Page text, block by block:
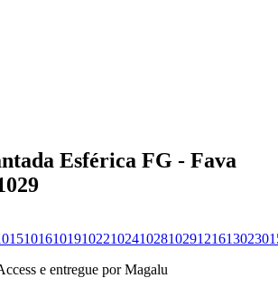
Esférica FG - Fava
10161019102210241028102912161302
e entregue por Magalu